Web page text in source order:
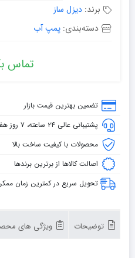
برند: دیزل ساز
دسته‌بندی: پمپ آب
تماس
تضمین بهترین قیمت بازار
پشتیبانی عالی ۲۴ ساعته، ۷ روز هفته
محصولات با کیفیت ساخت بالا
اصالت کالاها از برترین برندها
تحویل سریع در کمترین زمان
توضیحات ویژگی های